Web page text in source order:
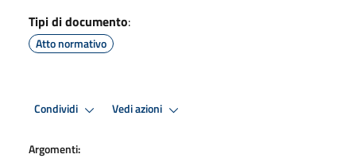
Tipi di documento:
Atto normativo
Condividi Vedi azioni
Argomenti: